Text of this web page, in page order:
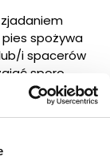
spożywa
i spacerów
sporo
że pies zjadł
lub